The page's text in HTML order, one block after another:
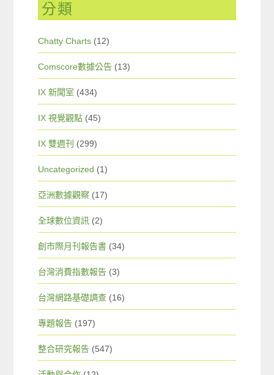
分類
Chatty Charts (12)
Comscore數據公告 (13)
IX 新聞室 (434)
IX 視覺觀點 (45)
IX 雙週刊 (299)
Uncategorized (1)
亞洲數據觀察 (17)
全球數位資訊 (2)
創市際月刊報告書 (34)
台灣消費指數報告 (3)
台灣網路基礎調查 (16)
專題報告 (197)
整合研究報告 (547)